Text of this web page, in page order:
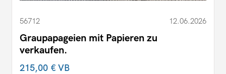
56712 12.06.2026
Graupapageien mit Papieren zu
verkaufen.
215,00 €VB